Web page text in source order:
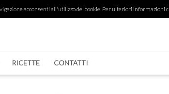
acconsenti all'utilizzo dei cookie. Per ulteriori informazioni
RICETTE CONTATTI